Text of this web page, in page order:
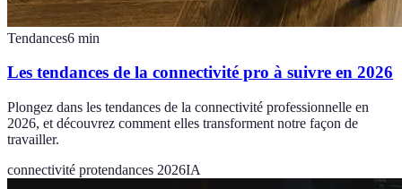
Tendances6 min
Les tendances de la connectivité pro à suivre en 2026
Plongez dans les tendances de la connectivité professionnelle en
2026, et découvrez comment elles transforment notre façon de
travailler.
connectivité protendances 2026IA